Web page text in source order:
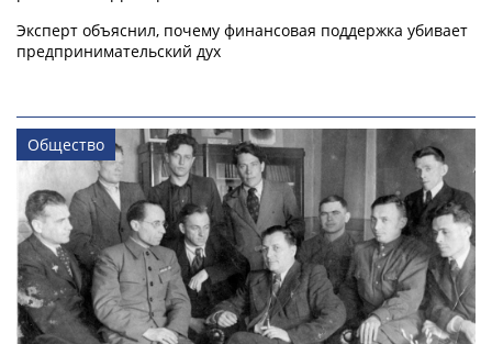
Эксперт объяснил, почему финансовая поддержка убивает
предпринимательский дух
Общество